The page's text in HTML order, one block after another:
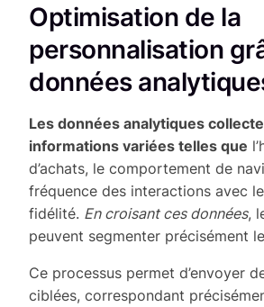
Optimisation de la
personnalisation
données
Les données analytiques
informations variées telles que
d’achats, le comportement de
fréquence des interactions avec
fidélité. En croisant ces données,
peuvent segmenter précisément
Ce processus permet d’envoyer
ciblées, correspondant